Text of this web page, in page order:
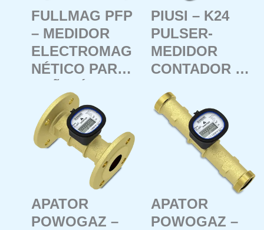
FULLMAG PFP
– MEDIDOR
ELECTROMAG
NÉTICO PARA
PARCIALMENT
E LLENA
PIUSI – K24
PULSER-
MEDIDOR
CONTADOR DE
SALIDA DE
PULSO (sin
pantalla)
APATOR
POWOGAZ –
APATOR
POWOGAZ –